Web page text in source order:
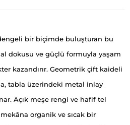
bir biçimde buluşturan bu
dokusu ve güçlü formuyla yaşam
kazandırır. Geometrik çift kaideli
tabla üzerindeki metal inlay
Açık meşe rengi ve hafif tel
organik ve sıcak bir